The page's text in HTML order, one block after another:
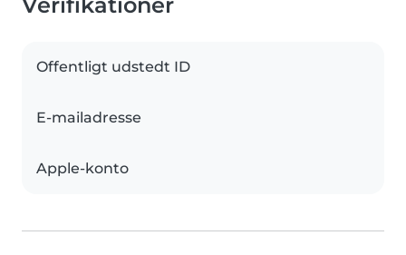
Offentligt udstedt ID
E-mailadresse
Apple-konto